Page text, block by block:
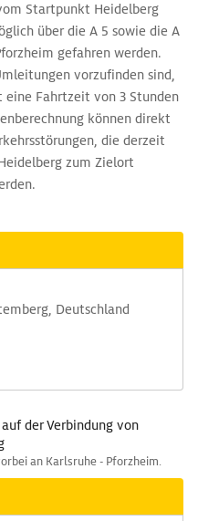
Startpunkt Heidelberg
über die A 5 sowie die A
gefahren werden.
vorzufinden sind,
eine Fahrtzeit von 3 Stunden
können direkt
die derzeit
zum Zielort
Deutschland
der Verbindung von
an Karlsruhe - Pforzheim.